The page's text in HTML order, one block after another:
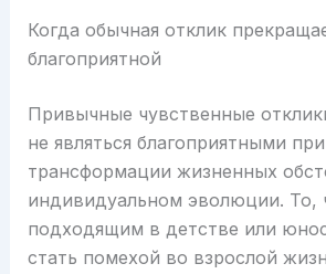
Когда обычная отклик
благоприятной
Привычные чувственные
не являться благоприятными при
трансформации жизненных
индивидуальном эволюции. То,
подходящим в детстве или
стать помехой во взрослой